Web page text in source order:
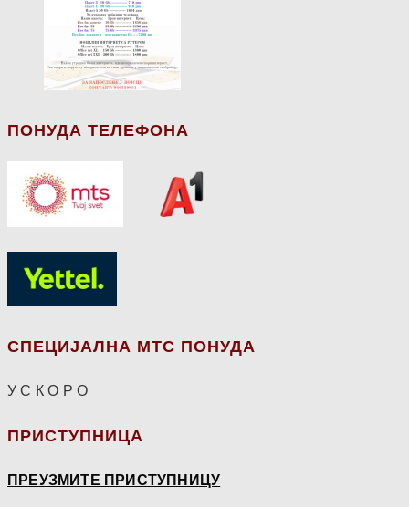
ПОНУДА ТЕЛЕФОНА
СПЕЦИЈАЛНА МТС ПОНУДА
У С К О Р О
ПРИСТУПНИЦА
ПРЕУЗМИТЕ ПРИСТУПНИЦУ